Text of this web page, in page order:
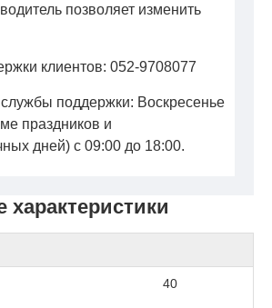
характеристики
40
позволяет изменить
клиентов: 052-9708077
поддержки: Воскресенье
праздников и
дней) с 09:00 до 18:00.